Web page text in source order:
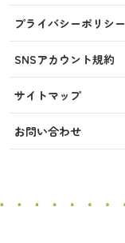
プライバシーポリシー
SNSアカウント規約
サイトマップ
お問い合わせ